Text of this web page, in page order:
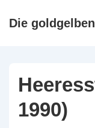
ZumDie
1990)